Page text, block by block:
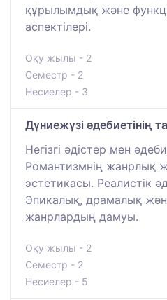
құрылымдық және
аспектілері.
Оқу жылы - 2
Семестр - 2
Несиелер - 3
Дүниежүзі әдебиетінің
Негізгі әдістер мен
Романтизмнің жанрлық
эстетикасы. Реалистік
Эпикалық, драмалық
жанрлардың дамуы.
Оқу жылы - 2
Семестр - 2
Несиелер - 5